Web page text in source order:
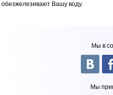
обезжелезивают Вашу воду.
Мы в
Мы